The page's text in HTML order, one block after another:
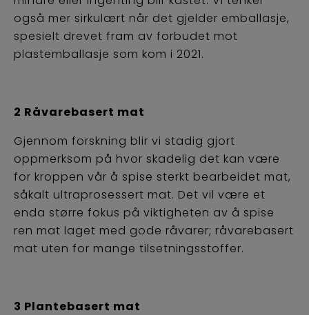
også mer sirkulært når det gjelder emballasje,
spesielt drevet fram av forbudet mot
plastemballasje som kom i 2021.
2 Råvarebasert mat
Gjennom forskning blir vi stadig gjort
oppmerksom på hvor skadelig det kan være
for kroppen vår å spise sterkt bearbeidet mat,
såkalt ultraprosessert mat. Det vil være et
enda større fokus på viktigheten av å spise
ren mat laget med gode råvarer; råvarebasert
mat uten for mange tilsetningsstoffer.
3 Plantebasert mat